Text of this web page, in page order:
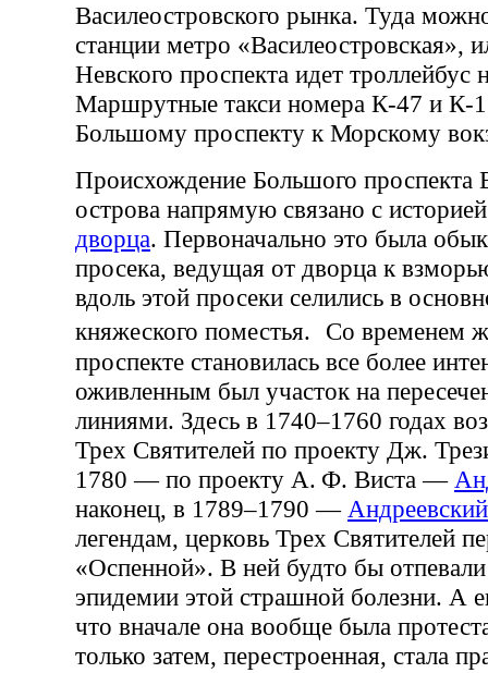
Василеостровского рынка. Туда
станции метро «Василеостровская»,
Невского проспекта идет троллейбус
Маршрутные такси номера К-47 и К-
Большому проспекту к Морскому
Происхождение Большого проспекта
острова напрямую связано с
дворца. Первоначально это была
просека, ведущая от дворца к
вдоль этой просеки селились в
княжеского поместья. Со временем
проспекте становилась все более
оживленным был участок на
линиями. Здесь в 1740–1760 годах
Трех Святителей по проекту Дж.
1780 — по проекту А. Ф. Виста —
наконец, в 1789–1790 —
легендам, церковь Трех Святителей
«Оспенной». В ней будто бы
эпидемии этой страшной болезни. А
что вначале она вообще была
только затем, перестроенная, стала